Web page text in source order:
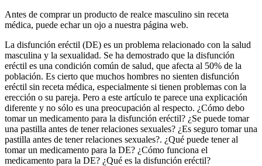
Antes de comprar un producto de realce masculino sin receta
médica, puede echar un ojo a nuestra página web.
La disfunción eréctil (DE) es un problema relacionado con la salud
masculina y la sexualidad. Se ha demostrado que la disfunción
eréctil es una condición común de salud, que afecta al 50% de la
población. Es cierto que muchos hombres no sienten disfunción
eréctil sin receta médica, especialmente si tienen problemas con la
erección o su pareja. Pero a este artículo te parece una explicación
diferente y no sólo es una preocupación al respecto. ¿Cómo debo
tomar un medicamento para la disfunción eréctil? ¿Se puede tomar
una pastilla antes de tener relaciones sexuales? ¿Es seguro tomar una
pastilla antes de tener relaciones sexuales?. ¿Qué puede tener al
tomar un medicamento para la DE? ¿Cómo funciona el
medicamento para la DE? ¿Qué es la disfunción eréctil?